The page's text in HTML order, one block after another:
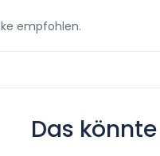
empfohlen.
Das